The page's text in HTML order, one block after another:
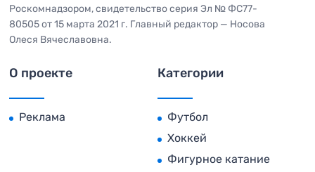
Роскомнадзором, свидетельство серия Эл № ФС77-
80505 от 15 марта 2021 г. Главный редактор — Носова
Олеся Вячеславовна.
О проекте
Реклама
Категории
Футбол
Хоккей
Фигурное катание